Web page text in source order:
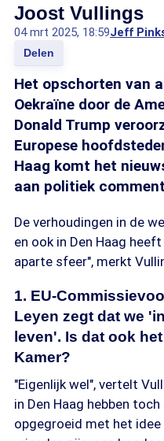
Joost Vullings
04 mrt 2025, 18:59Jeff
Delen
Het opschorten van
Oekraïne door de
Donald Trump
Europese
Haag komt het
aan politiek
De verhoudingen in de
en ook in Den Haag
aparte sfeer", merkt
1. EU-
Leyen zegt dat we
leven'. Is dat ook
Kamer?
"Eigenlijk wel", vertelt
in Den Haag hebben
opgegroeid met het